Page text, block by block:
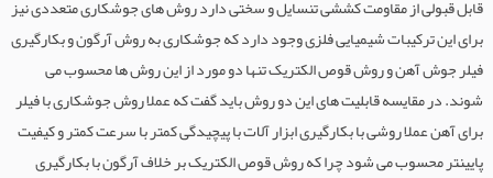
قابل قبولی از مقاومت کششی تنسایل و سختی دارد روش های جوشکاری متعددی نیز
برای این ترکیبات شیمیایی فلزی وجود دارد که جوشکاری به روش آرگون و بکارگیری
فیلر جوش آهن و روش قوص الکتریک تنها دو مورد از این روش ها محسوب می
شوند. در مقایسه قابلیت های این دو روش باید گفت که عملا روش جوشکاری با فیلر
برای آهن عملا روشی با بکارگیری ابزار آلات با پیچیدگی کمتر با سرعت کمتر و کیفیت
پایینتر محسوب می شود چرا که روش قوص الکتریک بر خلاف آرگون با بکارگیری